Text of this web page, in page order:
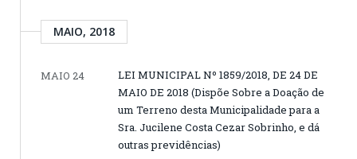
MAIO, 2018
MAIO 24
LEI MUNICIPAL Nº 1859/2018, DE 24 DE
MAIO DE 2018 (Dispõe Sobre a Doação de
um Terreno desta Municipalidade para a
Sra. Jucilene Costa Cezar Sobrinho, e dá
outras previdências)